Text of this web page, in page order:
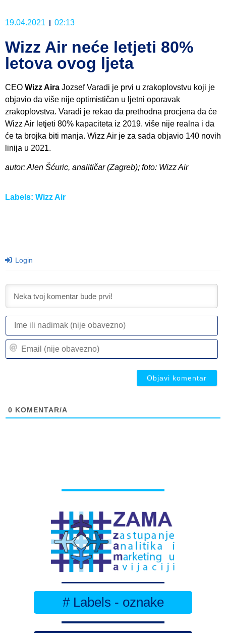
19.04.2021 02:13
Wizz Air neće letjeti 80%
letova ovog ljeta
CEO Wizz Aira Jozsef Varadi je prvi u zrakoplovstvu koji je
objavio da više nije optimističan u ljetni oporavak
zrakoplovstva. Varadi je rekao da prethodna procjena da će
Wizz Air letjeti 80% kapaciteta iz 2019. više nije realna i da
će ta brojka biti manja. Wizz Air je za sada objavio 140 novih
linija u 2021.
autor: Alen Šćuric, analitičar (Zagreb); foto: Wizz Air
Labels: Wizz Air
Login
0 KOMENTAR/A
# Labels - oznake